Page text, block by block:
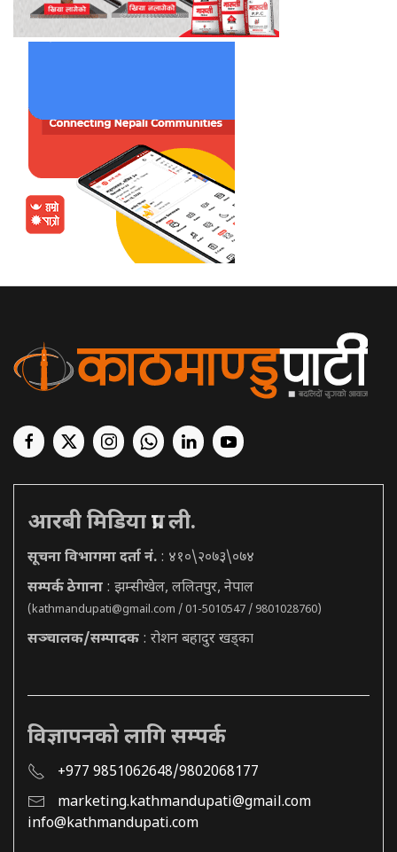
आरबी मिडिया प्रा. ली.
सूचना विभागमा दर्ता नं. : ४१०\२०७३\०७४
सम्पर्क ठेगाना : झम्सीखेल, ललितपुर, नेपाल
(kathmandupati@gmail.com / 01-5010547 / 9801028760)
सञ्चालक/सम्पादक : रोशन बहादुर खड्का
विज्ञापनको लागि सम्पर्क
+977 9851062648/9802068177
marketing.kathmandupati@gmail.com
info@kathmandupati.com